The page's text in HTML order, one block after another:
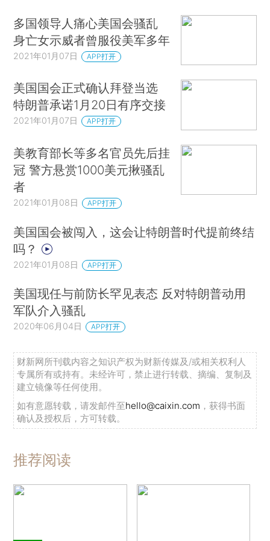
多国领导人痛心美国会骚乱
身亡女示威者曾服役美军多年
2021年01月07日 APP打开
美国国会正式确认拜登当选
特朗普承诺1月20日有序交接
2021年01月07日 APP打开
美教育部长等多名官员先后挂
冠 警方悬赏1000美元揪骚乱
者
2021年01月08日 APP打开
美国国会被闯入，这会让特朗普时代提前终结
吗？
2021年01月08日 APP打开
美国现任与前防长罕见表态 反对特朗普动用
军队介入骚乱
2020年06月04日 APP打开
财新网所刊载内容之知识产权为财新传媒及/或相关权利人
专属所有或持有。未经许可，禁止进行转载、摘编、复制及
建立镜像等任何使用。
如有意愿转载，请发邮件至hello@caixin.com ，获得书面
确认及授权后，方可转载。
推荐阅读